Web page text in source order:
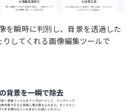
を瞬時に判別し、背景を透過した
してくれる画像編集ツールで